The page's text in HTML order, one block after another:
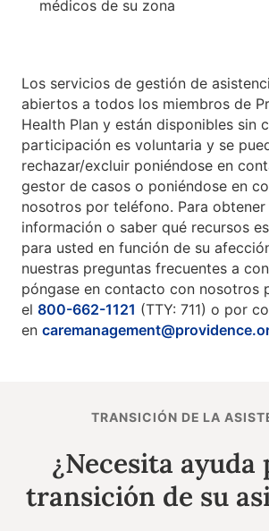
médicos de su zona
Los servicios de gestión de
abiertos a todos los miembros de
Health Plan y están disponibles sin
participación es voluntaria y se
rechazar/excluir poniéndose en
gestor de casos o poniéndose en
nosotros por teléfono. Para obtener
información o saber qué recursos
para usted en función de su
nuestras preguntas frecuentes a
póngase en contacto con nosotros
el 800-662-1121 (TTY: 711) o por
en
TRANSICIÓN DE LA
¿Necesita ayuda
transición de su